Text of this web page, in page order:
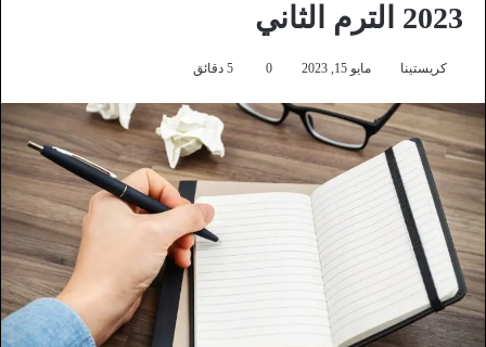
2023 الترم الثاني
كريستينا مايو 15, 2023 0